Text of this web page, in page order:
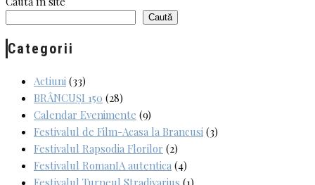
Caută
Categorii
Actiuni (33)
BRÂNCUȘI 150 (28)
Calendar Evenimente (9)
Festivalul de Film-Acasa la Brancusi (3)
Festivalul Rapsodia Florilor (2)
Festivalul RomanIA autentica (4)
Festivalul Turneul Stradivarius (1)